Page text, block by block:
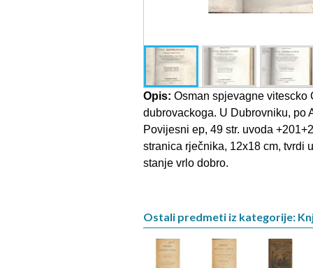
Opis: Osman spjevagne vitescko
dubrovackoga. U Dubrovniku, po
Povijesni ep, 49 str. uvoda
stranica rječnika, 12x18 cm, tvrdi
stanje vrlo dobro.
Ostali predmeti iz kategorije: